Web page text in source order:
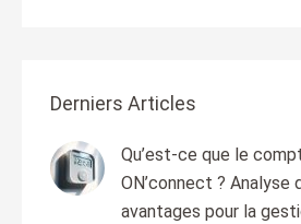
Derniers Articles
Qu’est-ce que le
ON’connect ? Analyse
avantages pour la